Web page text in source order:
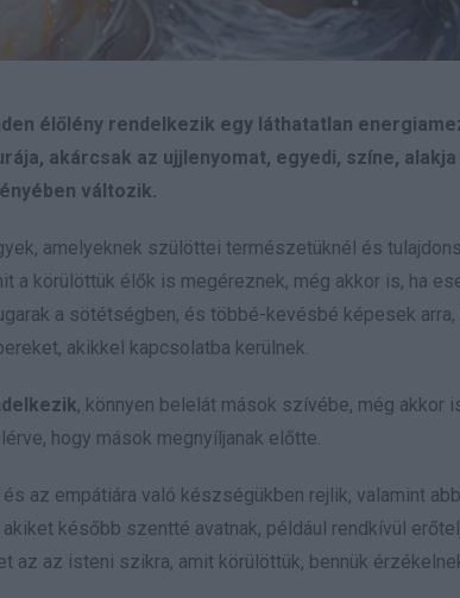
élőlény rendelkezik egy láthatatlan
akárcsak az ujjlenyomat, egyedi, színe,
változik.
amelyeknek szülöttei természetüknél és
a körülöttük élők is megéreznek, még akkor is, ha
a sötétségben, és többé-kevésbé képesek
akikkel kapcsolatba kerülnek.
, könnyen belelát mások szívébe, még akkor
hogy mások megnyíljanak előtte.
és az empátiára való készségükben rejlik, valamint
később szentté avatnak, például rendkívül
az az isteni szikra, amit körülöttük, bennük